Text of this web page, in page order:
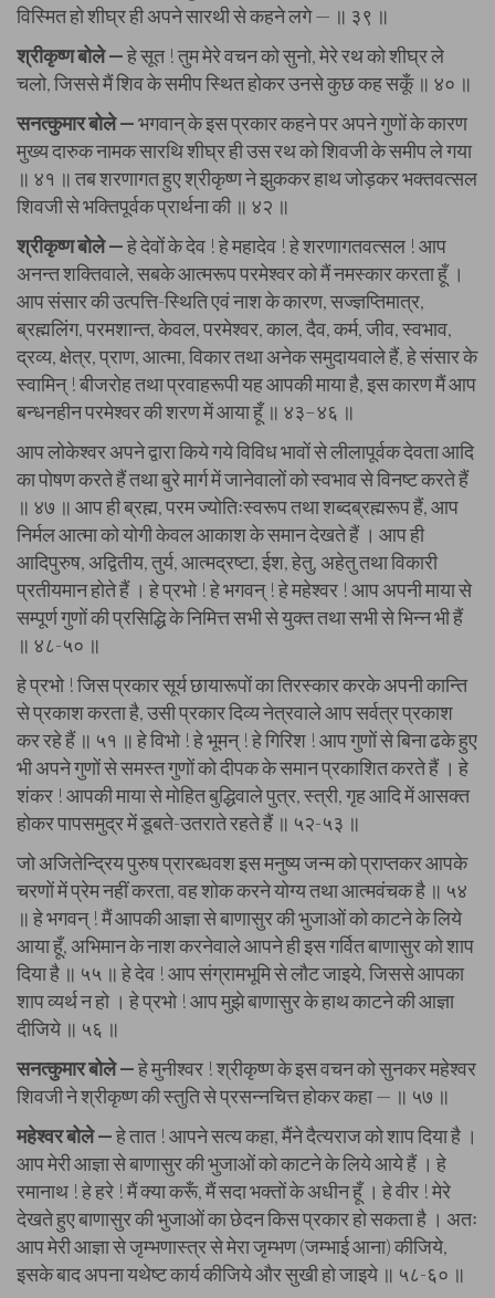
विस्मित हो शीघ्र ही अपने सारथी से कहने लगे — ॥ ३९ ॥
श्रीकृष्ण बोले —हे सूत ! तुम मेरे वचन को सुनो, मेरे रथ को शीघ्र ले
चलो, जिससे मैं शिव के समीप स्थित होकर उनसे कुछ कह सकूँ ॥ ४० ॥
सनत्कुमार बोले —भगवान् के इस प्रकार कहने पर अपने गुणों के कारण
मुख्य दारुक नामक सारथि शीघ्र ही उस रथ को शिवजी के समीप ले गया
॥ ४१ ॥ तब शरणागत हुए श्रीकृष्ण ने झुककर हाथ जोड़कर भक्तवत्सल
शिवजी से भक्तिपूर्वक प्रार्थना की ॥ ४२ ॥
श्रीकृष्ण बोले —हे देवों के देव ! हे महादेव ! हे शरणागतवत्सल ! आप
अनन्त शक्तिवाले, सबके आत्मरूप परमेश्वर को मैं नमस्कार करता हूँ ।
आप संसार की उत्पत्ति-स्थिति एवं नाश के कारण, सज्ज्ञप्तिमात्र,
ब्रह्मलिंग, परमशान्त, केवल, परमेश्वर, काल, दैव, कर्म, जीव, स्वभाव,
द्रव्य, क्षेत्र, प्राण, आत्मा, विकार तथा अनेक समुदायवाले हैं, हे संसार के
स्वामिन् ! बीजरोह तथा प्रवाहरूपी यह आपकी माया है, इस कारण मैं आप
बन्धनहीन परमेश्वर की शरण में आया हूँ ॥ ४३–४६ ॥
आप लोकेश्वर अपने द्वारा किये गये विविध भावों से लीलापूर्वक देवता आदि
का पोषण करते हैं तथा बुरे मार्ग में जानेवालों को स्वभाव से विनष्ट करते हैं
॥ ४७ ॥ आप ही ब्रह्म, परम ज्योतिःस्वरूप तथा शब्दब्रह्मरूप हैं, आप
निर्मल आत्मा को योगी केवल आकाश के समान देखते हैं । आप ही
आदिपुरुष, अद्वितीय, तुर्य, आत्मद्रष्टा, ईश, हेतु, अहेतु तथा विकारी
प्रतीयमान होते हैं । हे प्रभो ! हे भगवन् ! हे महेश्वर ! आप अपनी माया से
सम्पूर्ण गुणों की प्रसिद्धि के निमित्त सभी से युक्त तथा सभी से भिन्न भी हैं
॥ ४८-५० ॥
हे प्रभो ! जिस प्रकार सूर्य छायारूपों का तिरस्कार करके अपनी कान्ति
से प्रकाश करता है, उसी प्रकार दिव्य नेत्रवाले आप सर्वत्र प्रकाश
कर रहे हैं ॥ ५१ ॥ हे विभो ! हे भूमन् ! हे गिरिश ! आप गुणों से बिना ढके हुए
भी अपने गुणों से समस्त गुणों को दीपक के समान प्रकाशित करते हैं । हे
शंकर ! आपकी माया से मोहित बुद्धिवाले पुत्र, स्त्री, गृह आदि में आसक्त
होकर पापसमुद्र में डूबते-उतराते रहते हैं ॥ ५२-५३ ॥
जो अजितेन्द्रिय पुरुष प्रारब्धवश इस मनुष्य जन्म को प्राप्तकर आपके
चरणों में प्रेम नहीं करता, वह शोक करने योग्य तथा आत्मवंचक है ॥ ५४
॥ हे भगवन् ! मैं आपकी आज्ञा से बाणासुर की भुजाओं को काटने के लिये
आया हूँ, अभिमान के नाश करनेवाले आपने ही इस गर्वित बाणासुर को शाप
दिया है ॥ ५५ ॥ हे देव ! आप संग्रामभूमि से लौट जाइये, जिससे आपका
शाप व्यर्थ न हो । हे प्रभो ! आप मुझे बाणासुर के हाथ काटने की आज्ञा
दीजिये ॥ ५६ ॥
सनत्कुमार बोले —हे मुनीश्वर ! श्रीकृष्ण के इस वचन को सुनकर महेश्वर
शिवजी ने श्रीकृष्ण की स्तुति से प्रसन्नचित्त होकर कहा — ॥ ५७ ॥
महेश्वर बोले —हे तात ! आपने सत्य कहा, मैंने दैत्यराज को शाप दिया है ।
आप मेरी आज्ञा से बाणासुर की भुजाओं को काटने के लिये आये हैं । हे
रमानाथ ! हे हरे ! मैं क्या करूँ, मैं सदा भक्तों के अधीन हूँ । हे वीर ! मेरे
देखते हुए बाणासुर की भुजाओं का छेदन किस प्रकार हो सकता है । अतः
आप मेरी आज्ञा से जृम्भणास्त्र से मेरा जृम्भण (जम्भाई आना) कीजिये,
इसके बाद अपना यथेष्ट कार्य कीजिये और सुखी हो जाइये ॥ ५८-६० ॥